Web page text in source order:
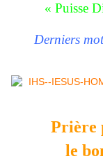
« Puisse
Derniers
Prière
le